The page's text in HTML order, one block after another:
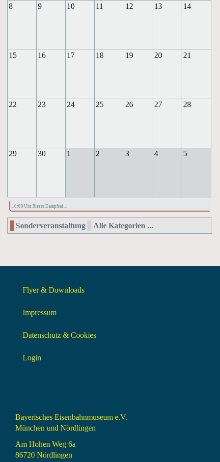
8 9 10 11 12 13 14
15 16 17 18 19 20 21
22 23 24 25 26 27 28
29 30 1 2 3 4 5
10:00 Uhr Rieser Dampfsai ...
Sonderveranstaltung Alle Kategorien ...
Flyer & Downloads
Impressum
Datenschutz & Cookies
Login
Bayerisches Eisenbahnmuseum e.V.
München und Nördlingen
Am Hohen Weg 6a
86720 Nördlingen